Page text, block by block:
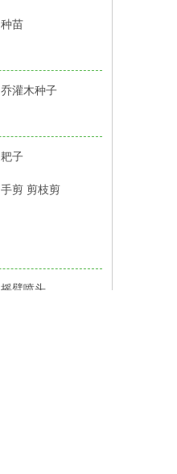
种苗
乔灌木种子
耙子
手剪 剪枝剪
摇臂喷头